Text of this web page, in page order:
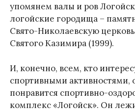
упомянем валы и ров
логойские городища –
Свято-Николаевскую
Святого Казимира (1999).
И, конечно, всем, кто
спортивными активностями,
понравится спортивно-
комплекс «Логойск». Он